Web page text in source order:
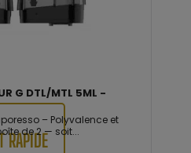
G DTL/MTL 5ML -
– Polyvalence et
de 2 — soit...
RAPIDE